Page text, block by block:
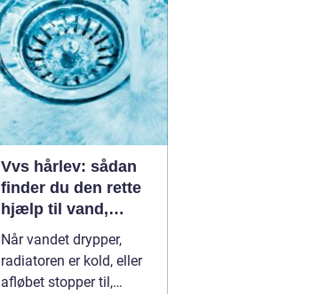
taler til både den travle
hverdag og de sæ...
Vvs hårlev: sådan
finder du den rette
hjælp til vand,
varme og sanitet
Når vandet drypper,
radiatoren er kold, eller
afløbet stopper til,